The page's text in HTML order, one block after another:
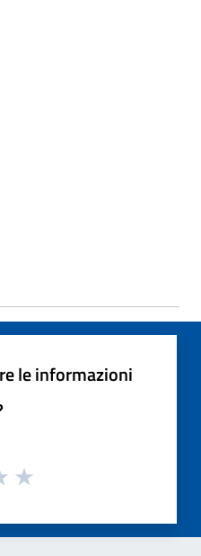
le informazioni